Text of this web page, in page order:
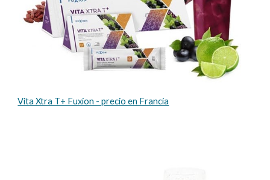
Vita Xtra T+ Fuxion - precio en Francia